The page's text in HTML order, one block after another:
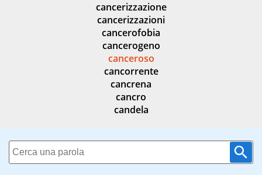
cancerizzazione
cancerizzazioni
cancerofobia
cancerogeno
canceroso
cancorrente
cancrena
cancro
candela